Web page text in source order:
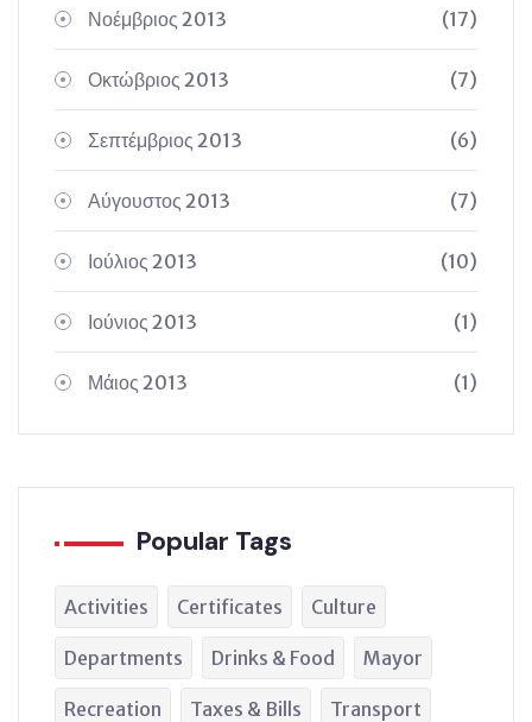
Νοέμβριος 2013 (17)
Οκτώβριος 2013 (7)
Σεπτέμβριος 2013 (6)
Αύγουστος 2013 (7)
Ιούλιος 2013 (10)
Ιούνιος 2013 (1)
Μάιος 2013 (1)
Popular Tags
Activities Certificates Culture
Departments Drinks & Food Mayor
Recreation Taxes & Bills Transport